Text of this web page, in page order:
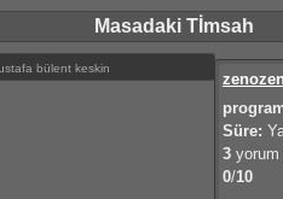
Masadaki Tİmsah
bülent keskin
Süre:
3 yorum
0/10